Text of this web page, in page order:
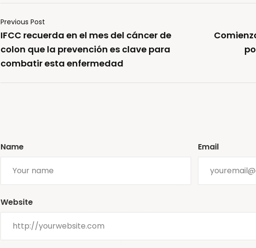
Previous Post
IFCC recuerda en el mes del cáncer de
colon que la prevención es clave para
combatir esta enfermedad
Name Email
Website